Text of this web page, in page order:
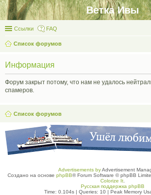
Ветка Ивы
Ссылки FAQ
Список форумов
Информация
Форум закрыт потому, что нам не удалось
спамеров.
Список форумов
Advertisements byAdvertisement
Создано на основе phpBB® Forum Software © phpBB
Colorize It.
Русская поддержка phpBB
Time: 0.104s| Queries: 10| Peak Memory